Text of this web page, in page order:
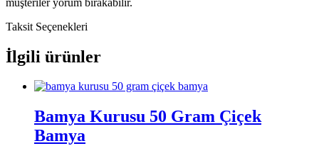
Taksit Seçenekleri
İlgili ürünler
Bamya Kurusu 50 Gram Çiçek
Bamya